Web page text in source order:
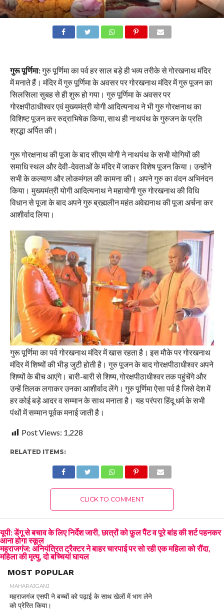
गुरू पूर्णिमा:गुरु पूर्णिमा का पर्व हर साल बड़े ही भव्य तरीके से गोरखनाथ मंदिर
में मनाते हैं। मंदिर में गुरु पूर्णिमा के अवसर पर गोरखनाथ मंदिर में गुरु पूजन का
सिलसिला सुबह से ही शुरू हो गया। गुरु पूर्णिमा के अवसर पर
गोरक्षपीठाधीश्वर एवं मुख्यमंत्री योगी आदित्यनाथ ने भी गुरु गोरक्षनाथ का
विशिष्ट पूजन कर रुद्राभिषेक किया, साथ ही नाथपंथ के गुरुजन के प्रति
श्रद्धा अर्पित की।
गुरू गोरक्षनाथ की पूजा के बाद सीएम योगी ने नाथपंथ के सभी योगियों की
समाधि स्थल और देवी-देवताओं के मंदिर में जाकर विशेष पूजन किया। उन्होंने
सभी के कल्याण और लोकमंगल की कामना की। अपने गुरु का वंदन अभिनंदन
किया। मुख्यमंत्री योगी आदित्यनाथ ने महायोगी गुरु गोरखनाथ की विधि
विधान से पूजा के बाद अपने गुरु ब्रह्मलीन महंत अवेद्यनाथ की पूजा अर्चना कर
आशीर्वाद लिया।
गुरू पूर्णिमा का पर्व गोरखनाथ मंदिर में खास रहता है। इस मौके पर गोरखनाथ
मंदिर में शिष्यों की भीड़ जुटी होती है। गुरु पूजन के बाद गोरक्षपीठाधीश्वर अपने
शिष्यों के बीच आएंगे। बारी-बारी से शिष्य, गोरक्षपीठाधीश्वर तक पहुंचेंगे और
उन्हें तिलक लगाकर उनका आशीर्वाद लेंगे। गुरु पूर्णिमा ऐसा पर्व है जिसे देश में
हर कोई बड़े आदर व सम्मान के साथ मनाता है। यह परंपरा हिंदू धर्म के सभी
पंथों में सम्मान पूर्वक मनाई जाती है।
Post Views: 1,228
RELATED ITEMS:
CLICK TO COMMENT
यूपी: डेंगू से बचाव के लिए निर्देश जारी, छात्रों को फ़ुल पैंट व पूरे बांह की शर्ट पहनकर
आना होगा स्कूल
महराजगंज: अनियंत्रित ट्रैक्टर ने बाहर चारपाई पर सो रही एक महिला को रौंदा,
महिला की मृत्यु, दो बच्चियां घायल
MOST POPULAR
MAHARAJGANJ
महराजगंज एसपी ने बच्चों को पढ़ाई के साथ खेलों में भाग लेने
को प्रेरित किया।